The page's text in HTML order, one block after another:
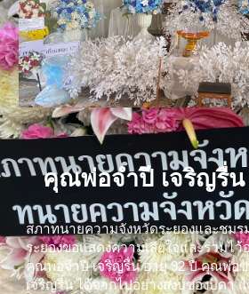
คุณพ่อจำปี เจริญรื่น
สภาทนายความจังหวัดระยองและชม
ระยองขอแสดงความเสียใจและร่วมไ
คุณพ่อจำปี เจริญรื่น อายุ 92 ปี คุณพ่อ
เจริญรื่น ได้จากไปอย่างสงบของบิดา